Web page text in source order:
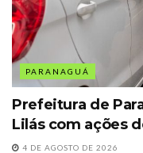
PARANAGUÁ
Prefeitura de
Lilás com ações
4 DE AGOSTO DE 2026